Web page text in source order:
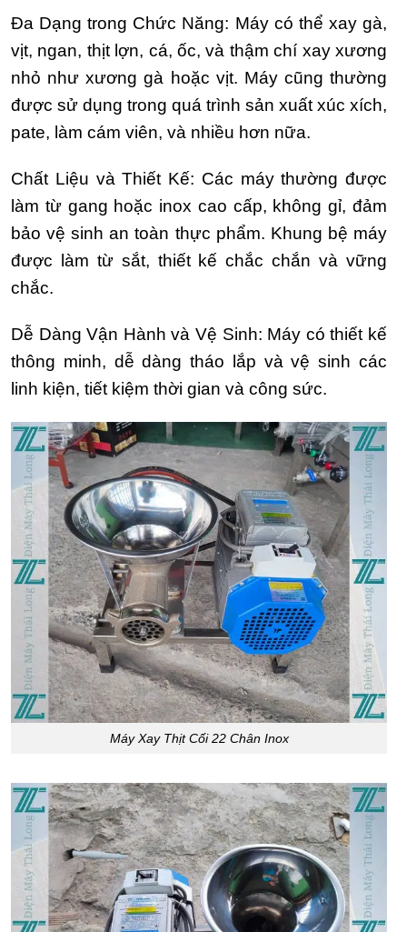
Đa Dạng trong Chức Năng: Máy có thể xay gà,
vịt, ngan, thịt lợn, cá, ốc, và thậm chí xay xương
nhỏ như xương gà hoặc vịt. Máy cũng thường
được sử dụng trong quá trình sản xuất xúc xích,
pate, làm cám viên, và nhiều hơn nữa.
Chất Liệu và Thiết Kế: Các máy thường được
làm từ gang hoặc inox cao cấp, không gỉ, đảm
bảo vệ sinh an toàn thực phẩm. Khung bệ máy
được làm từ sắt, thiết kế chắc chắn và vững
chắc.
Dễ Dàng Vận Hành và Vệ Sinh: Máy có thiết kế
thông minh, dễ dàng tháo lắp và vệ sinh các
linh kiện, tiết kiệm thời gian và công sức.
Máy Xay Thịt Cối 22 Chân Inox